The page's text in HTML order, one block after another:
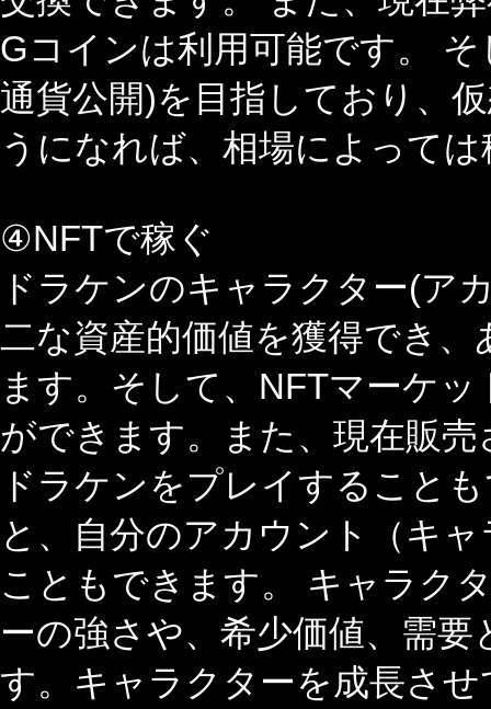
Gコインは利用可能です。
通貨公開)を目指しており、
うになれば、相場によって
④NFTで稼ぐ
ドラケンのキャラクター(ア
二な資産的価値を獲得でき
ます。そして、NFTマーケ
ができます。また、現在販
ドラケンをプレイすること
と、自分のアカウント（キ
こともできます。 キャラク
ーの強さや、希少価値、需
す。キャラクターを成長さ